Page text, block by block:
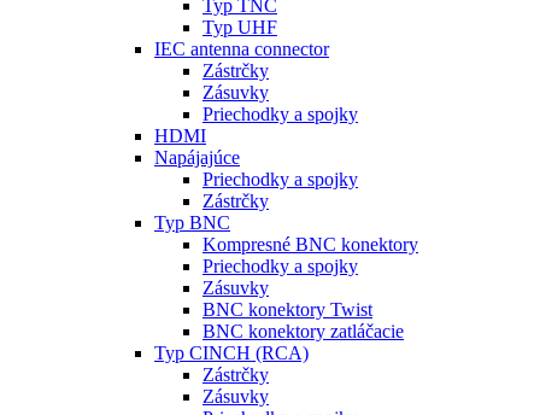
Typ TNC
Typ UHF
IEC antenna connector
Zástrčky
Zásuvky
Priechodky a spojky
HDMI
Napájajúce
Priechodky a spojky
Zástrčky
Typ BNC
Kompresné BNC konektory
Priechodky a spojky
Zásuvky
BNC konektory Twist
BNC konektory zatláčacie
Typ CINCH (RCA)
Zástrčky
Zásuvky